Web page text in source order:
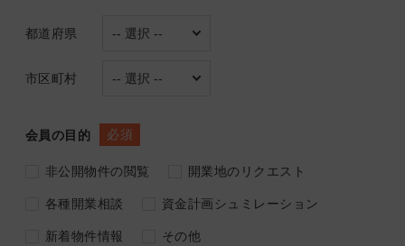
都道府県
市区町村
会員の目的 必須
非公開物件の閲覧 開業地のリクエスト
各種開業相談 資金計画シュミレーション
新着物件情報 その他